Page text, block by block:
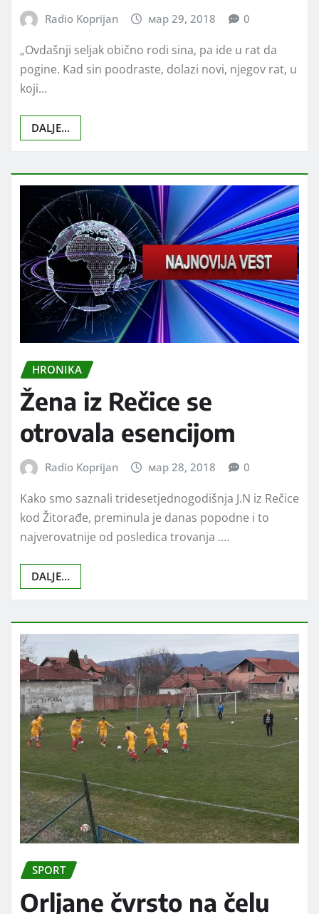
Radio Koprijan мар 29, 2018 0
„Ovdašnji seljak obično rodi sina, pa ide u rat da
pogine. Kad sin poodraste, dolazi novi, njegov rat, u
koji…
DALJE...
HRONIKA
Žena iz Rečice se
otrovala esencijom
Radio Koprijan мар 28, 2018 0
Kako smo saznali tridesetjednogodišnja J.N iz Rečice
kod Žitorađe, preminula je danas popodne i to
najverovatnije od posledica trovanja .…
DALJE...
SPORT
Orljane čvrsto na čelu